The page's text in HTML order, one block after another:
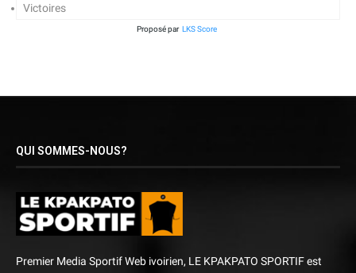
Victoires
Proposé par LKS Score
QUI SOMMES-NOUS?
Premier Media Sportif Web ivoirien, LE KPAKPATO SPORTIF est